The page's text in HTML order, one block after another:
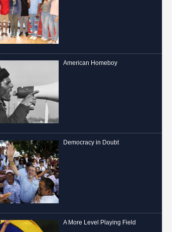
American Homeboy
Democracy in Doubt
A More Level Playing Field